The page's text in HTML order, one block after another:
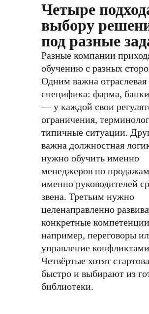
Четыре
выбору
под разные
Разные компании
обучению с разных
Одним важна отраслевая
специфика: фарма,
— у каждой свои
ограничения,
типичные ситуации.
важна должностная
нужно обучить именно
менеджеров по
именно руководителей
звена. Третьим нужно
целенаправленно
конкретные
например, переговоры
управление
Четвёртые хотят
быстро и выбирают из
библиотеки.